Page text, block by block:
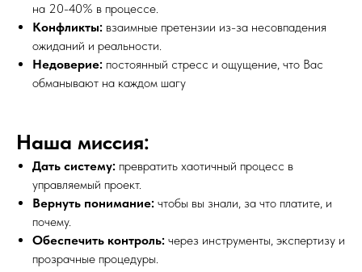
на 20-40% в процессе.
Конфликты: взаимные претензии из-за несовпадения
ожиданий и реальности.
Недоверие: постоянный стресс и ощущение, что Вас
обманывают на каждом шагу
Наша миссия:
Дать систему: превратить хаотичный процесс в
управляемый проект.
Вернуть понимание: чтобы вы знали, за что платите, и
почему.
Обеспечить контроль: через инструменты, экспертизу и
прозрачные процедуры.